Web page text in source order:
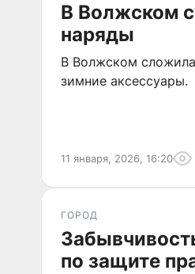
В Волжском
наряды
В Волжском
зимние аксессуары.
11 января, 2026, 16:20
ГОРОД
по защите